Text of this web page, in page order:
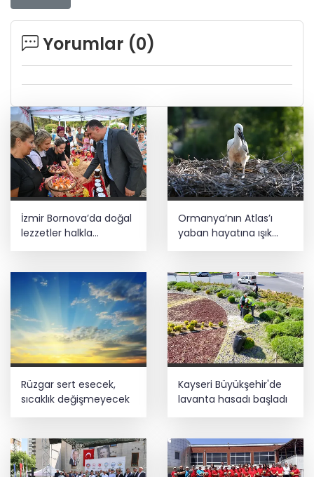
Yorumlar (0)
İzmir Bornova’da doğal
lezzetler halkla
buluşuyor
Ormanya’nın Atlas’ı
yaban hayatına ışık
tutacak
Rüzgar sert esecek,
sıcaklık değişmeyecek
Kayseri Büyükşehir'de
lavanta hasadı başladı